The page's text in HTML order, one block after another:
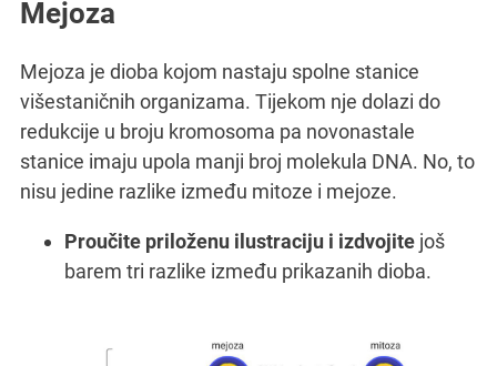
Mejoza
Mejoza je dioba kojom nastaju spolne stanice
višestaničnih organizama. Tijekom nje dolazi do
redukcije u broju kromosoma pa novonastale
stanice imaju upola manji broj molekula DNA. No, to
nisu jedine razlike između mitoze i mejoze.
Proučite priloženu ilustraciju i izdvojite još
barem tri razlike između prikazanih dioba.